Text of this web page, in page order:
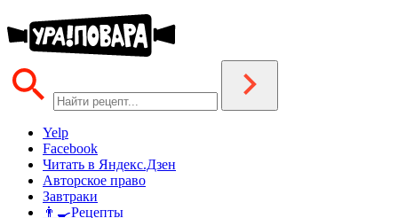
Yelp
Facebook
Читать в Яндекс.Дзен
Авторское право
Завтраки
👨‍🍳Рецепты